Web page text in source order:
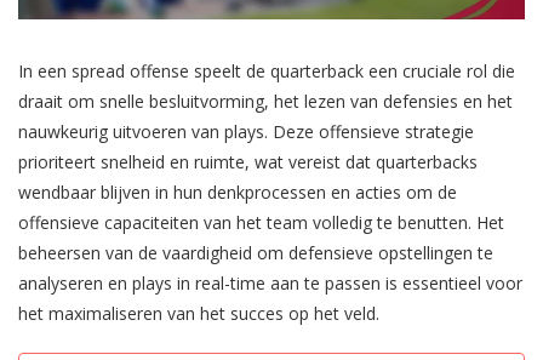
In een spread offense speelt de quarterback een cruciale rol die
draait om snelle besluitvorming, het lezen van defensies en het
nauwkeurig uitvoeren van plays. Deze offensieve strategie
prioriteert snelheid en ruimte, wat vereist dat quarterbacks
wendbaar blijven in hun denkprocessen en acties om de
offensieve capaciteiten van het team volledig te benutten. Het
beheersen van de vaardigheid om defensieve opstellingen te
analyseren en plays in real-time aan te passen is essentieel voor
het maximaliseren van het succes op het veld.